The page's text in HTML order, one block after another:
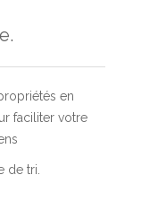
en
faciliter votre
de tri.